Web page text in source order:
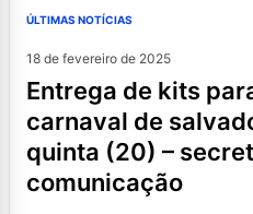
ÚLTIMAS NOTÍCIAS
18 de fevereiro de 2025
entrega de kits para ambulantes do
carnaval de
quinta (20) –
comunicação